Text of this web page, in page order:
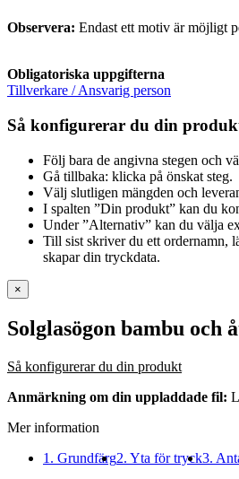
Observera: Endast ett motiv är möjligt
Obligatoriska uppgifterna
Tillverkare / Ansvarig person
Så konfigurerar du din
Följ bara de angivna stegen och
Gå tillbaka: klicka på önskat steg.
Välj slutligen mängden och
I spalten ”Din produkt” kan du
Under ”Alternativ” kan du välja
Till sist skriver du ett ordernamn,
skapar din tryckdata.
×
Solglasögon bambu och
Så konfigurerar du din produkt
Anmärkning om din uppladdade fil:
Mer information
1. Grundfärg2. Yta för tryck3.